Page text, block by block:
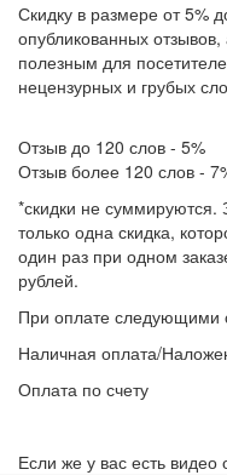
Скидку в размере от 5%
опубликованных
полезным для
нецензурных и грубых
Отзыв до 120 слов - 5%
Отзыв более 120 слов -
*скидки не суммируются.
только одна скидка,
один раз при одном
рублей.
При оплате следующими
Наличная оплата/
Оплата по счету
Если же у вас есть видео